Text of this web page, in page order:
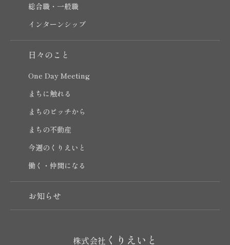
総合職・一般職
インターンシップ
日々のこと
One Day Meeting
まちに触れる
まちのピッチから
まちの不動産
今週のくりえいと
働く・仲間になる
お知らせ
株式会社 くりえいと